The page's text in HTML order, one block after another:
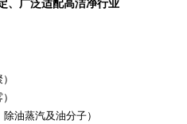
、广泛适配高洁净行业
油蒸汽及油分子）